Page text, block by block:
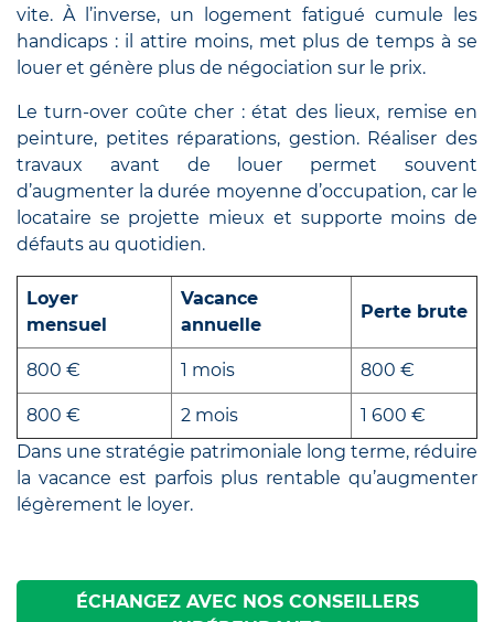
vite. À l’inverse, un logement fatigué cumule les
handicaps : il attire moins, met plus de temps à se
louer et génère plus de négociation sur le prix.
Le turn-over coûte cher : état des lieux, remise en
peinture, petites réparations, gestion. Réaliser des
travaux avant de louer permet souvent
d’augmenter la durée moyenne d’occupation, car le
locataire se projette mieux et supporte moins de
défauts au quotidien.
Loyer
mensuel
Vacance
annuelle
Perte brute
800 € 1 mois 800 €
800 € 2 mois
1 600 €
Dans une stratégie patrimoniale long terme, réduire
la vacance est parfois plus rentable qu’augmenter
légèrement le loyer.
ÉCHANGEZ AVEC NOS CONSEILLERS